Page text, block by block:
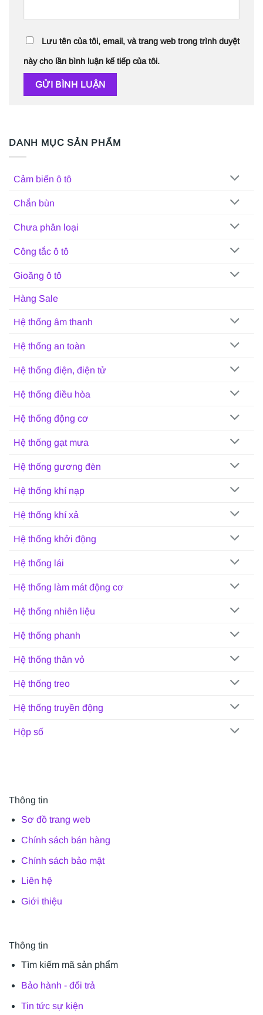
DANH MỤC SẢN PHẨM
Cảm biến ô tô
Chắn bùn
Chưa phân loại
Công tắc ô tô
Gioăng ô tô
Hàng Sale
Hệ thống âm thanh
Hệ thống an toàn
Hệ thống điện, điện tử
Hệ thống điều hòa
Hệ thống động cơ
Hệ thống gạt mưa
Hệ thống gương đèn
Hệ thống khí nạp
Hệ thống khí xả
Hệ thống khởi động
Hệ thống lái
Hệ thống làm mát động cơ
Hệ thống nhiên liệu
Hệ thống phanh
Hệ thống thân vỏ
Hệ thống treo
Hệ thống truyền động
Hộp số
Lưu tên của tôi, email, và trang web trong trình duyệt
này cho lần bình luận kế tiếp của tôi.
Thông tin
Sơ đồ trang web
Chính sách bán hàng
Chính sách bảo mật
Liên hệ
Giới thiệu
Thông tin
Tìm kiếm mã sản phẩm
Bảo hành - đổi trả
Tin tức sự kiện